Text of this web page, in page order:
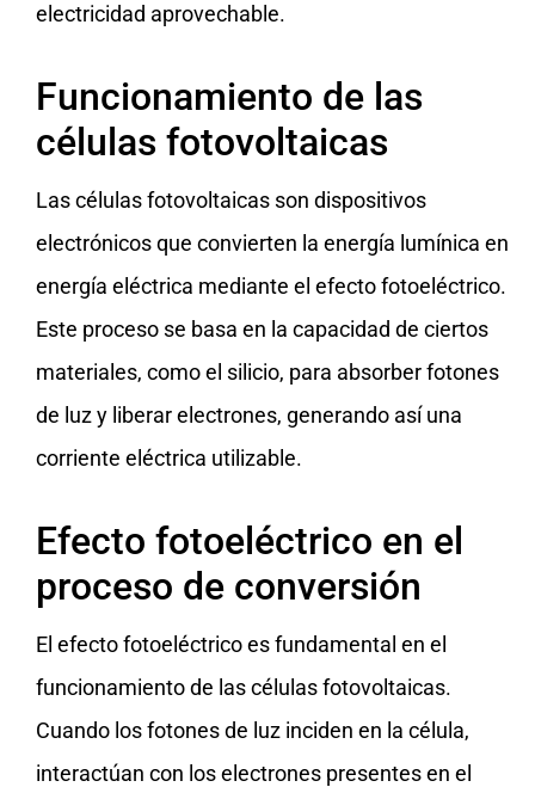
electricidad aprovechable.
Funcionamiento de las
células fotovoltaicas
Las células fotovoltaicas son dispositivos
electrónicos que convierten la energía lumínica en
energía eléctrica mediante el efecto fotoeléctrico.
Este proceso se basa en la capacidad de ciertos
materiales, como el silicio, para absorber fotones
de luz y liberar electrones, generando así una
corriente eléctrica utilizable.
Efecto fotoeléctrico en el
proceso de conversión
El efecto fotoeléctrico es fundamental en el
funcionamiento de las células fotovoltaicas.
Cuando los fotones de luz inciden en la célula,
interactúan con los electrones presentes en el